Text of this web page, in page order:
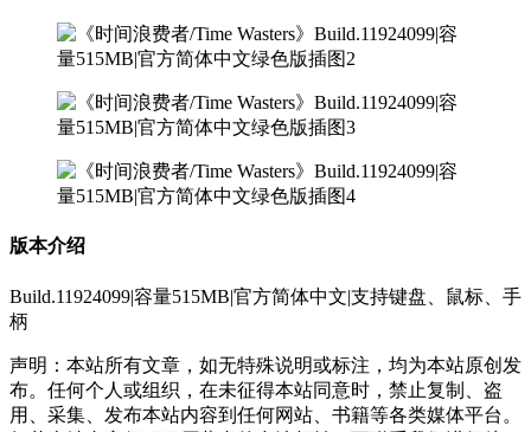
版本介绍
Build.11924099|容量515MB|官方简体中文|支持键盘、鼠标、手
柄
声明：本站所有文章，如无特殊说明或标注，均为本站原创发
布。任何个人或组织，在未征得本站同意时，禁止复制、盗
用、采集、发布本站内容到任何网站、书籍等各类媒体平台。